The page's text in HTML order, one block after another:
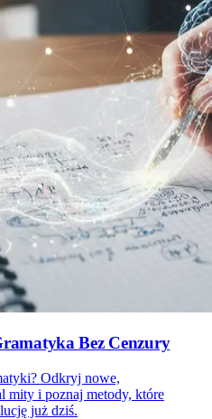
Bez Cenzury
Odkryj nowe,
mity i poznaj metody, które
już dziś.